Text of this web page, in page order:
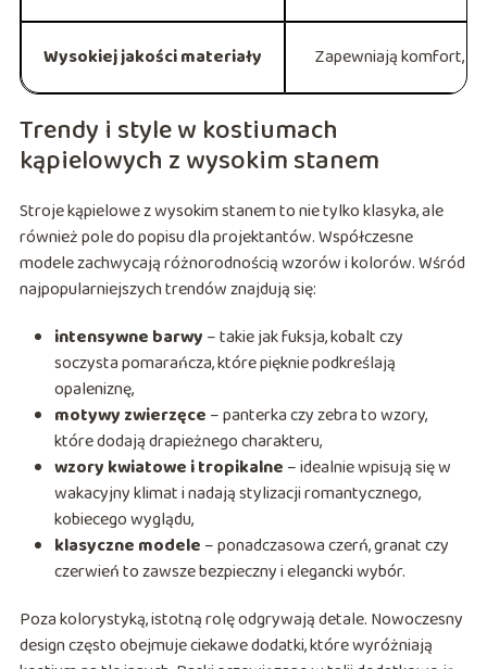
Wysokiej jakości materiały Zapewniają komfort,
Trendy i style w kostiumach
kąpielowych z wysokim stanem
Stroje kąpielowe z wysokim stanem to nie tylko klasyka, ale
również pole do popisu dla projektantów. Współczesne
modele zachwycają różnorodnością wzorów i kolorów. Wśród
najpopularniejszych trendów znajdują się:
intensywne barwy – takie jak fuksja, kobalt czy
soczysta pomarańcza, które pięknie podkreślają
opaleniznę,
motywy zwierzęce – panterka czy zebra to wzory,
które dodają drapieżnego charakteru,
wzory kwiatowe i tropikalne – idealnie wpisują się w
wakacyjny klimat i nadają stylizacji romantycznego,
kobiecego wyglądu,
klasyczne modele – ponadczasowa czerń, granat czy
czerwień to zawsze bezpieczny i elegancki wybór.
Poza kolorystyką, istotną rolę odgrywają detale. Nowoczesny
design często obejmuje ciekawe dodatki, które wyróżniają